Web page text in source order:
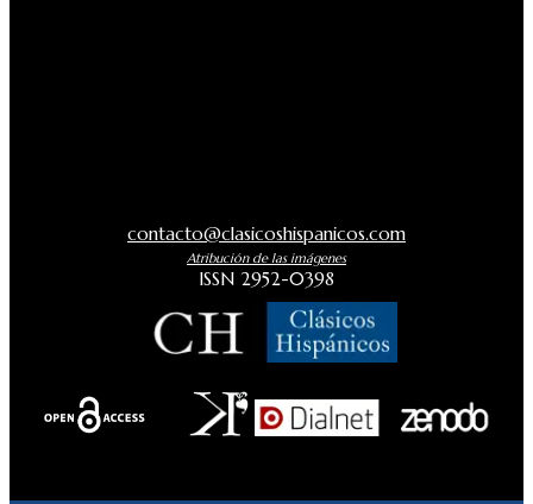
contacto@clasicoshispanicos.com
Atribución de las imágenes
ISSN 2952-0398